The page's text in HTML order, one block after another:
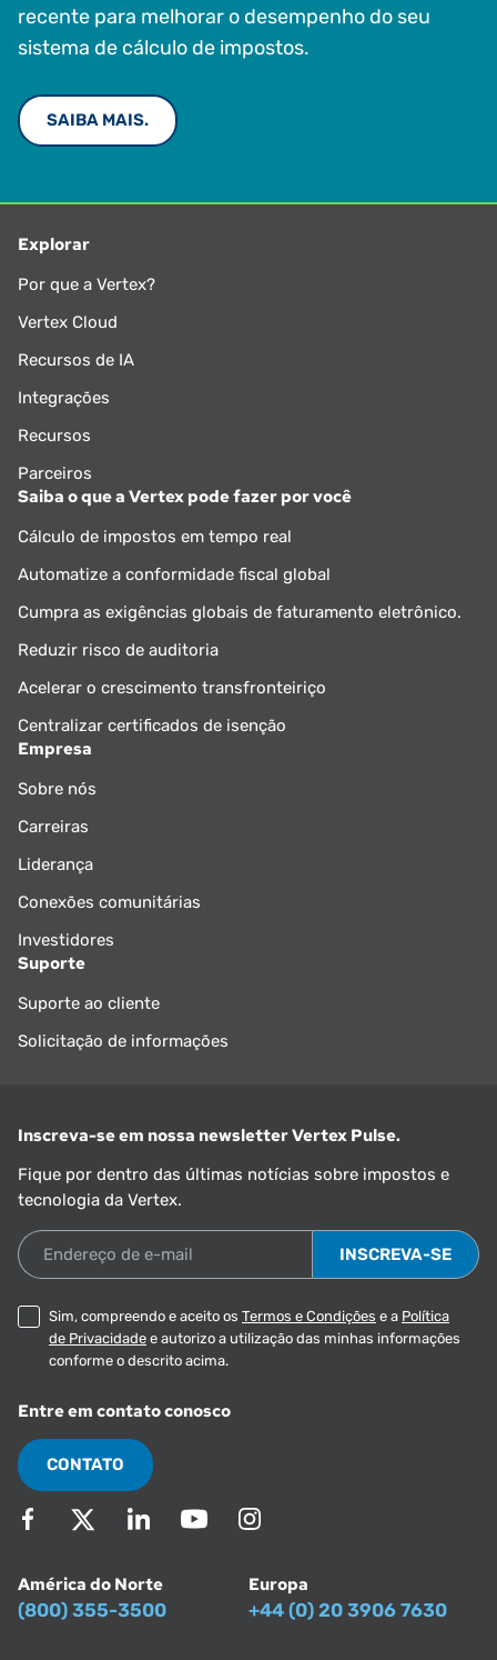
recente para melhorar o desempenho do seu
sistema de cálculo de impostos.
SAIBA MAIS.
Explorar
Por que a Vertex?
Vertex Cloud
Recursos de IA
Integrações
Recursos
Parceiros
Saiba o que a Vertex pode fazer por você
Cálculo de impostos em tempo real
Automatize a conformidade fiscal global
Cumpra as exigências globais de faturamento eletrônico.
Reduzir risco de auditoria
Acelerar o crescimento transfronteiriço
Centralizar certificados de isenção
Empresa
Sobre nós
Carreiras
Liderança
Conexões comunitárias
Investidores
Suporte
Suporte ao cliente
Solicitação de informações
Inscreva-se em nossa newsletter Vertex Pulse.
Fique por dentro das últimas notícias sobre impostos e
tecnologia da Vertex.
Endereço de e-mail
Sim, compreendo e aceito os Termos e Condições e a Política
de Privacidade e autorizo a utilização das minhas informações
conforme o descrito acima.
Entre em contato conosco
CONTATO
América do Norte
(800) 355-3500
Europa
+44 (0) 20 3906 7630